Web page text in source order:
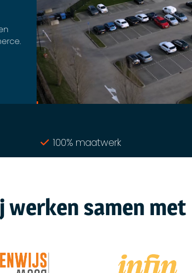
100% maatwerk
werken samen met